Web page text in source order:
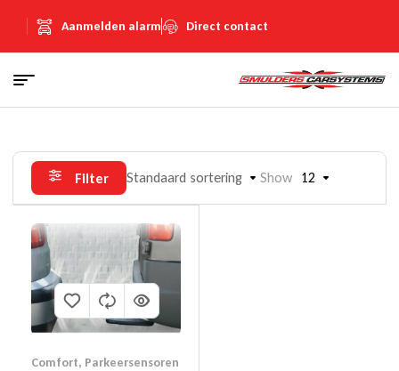
Aanmelden alarm Direct contact
Filter Standaard sortering Show 12
Comfort, Parkeersensoren